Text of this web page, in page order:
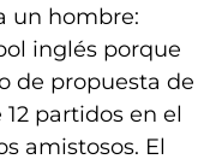
un hombre:
inglés porque
de propuesta de
partidos en el
amistosos. El